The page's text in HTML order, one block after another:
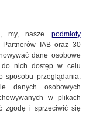
WYBIERZ STACJĘ
my, nasze podmioty
IAB oraz 30
dane osobowe
do nich dostęp w celu
sposobu przeglądania.
danych osobowych
w plikach
zgodę i sprzeciwić się